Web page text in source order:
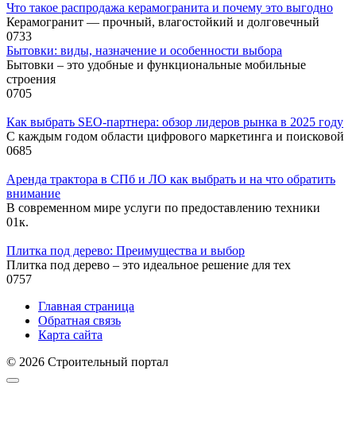
Что такое распродажа керамогранита и почему это выгодно
Керамогранит — прочный, влагостойкий и долговечный
0733
Бытовки: виды, назначение и особенности выбора
Бытовки – это удобные и функциональные мобильные
строения
0705
Как выбрать SEO-партнера: обзор лидеров рынка в 2025 году
С каждым годом области цифрового маркетинга и поисковой
0685
Аренда трактора в СПб и ЛО как выбрать и на что обратить
внимание
В современном мире услуги по предоставлению техники
01к.
Плитка под дерево: Преимущества и выбор
Плитка под дерево – это идеальное решение для тех
0757
Главная страница
Обратная связь
Карта сайта
© 2026 Строительный портал